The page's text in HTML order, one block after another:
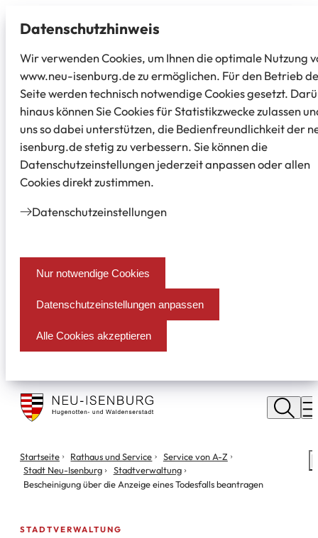
Datenschutz­hinweis
Wir verwenden Cookies, um Ihnen die optimale Nutzung
www.neu-isenburg.de zu ermöglichen. Für den Betrieb
Seite werden technisch notwendige Cookies gesetzt.
hinaus können Sie Cookies für Statistikzwecke zulassen
uns so dabei unterstützen, die Bedienfreundlichkeit der
isenburg.de stetig zu verbessern. Sie können die
Datenschutzeinstellungen jederzeit anpassen oder allen
Cookies direkt zustimmen.
Datenschutz­einstellungen
Nur notwendige Cookies
Datenschutzeinstellungen anpassen
Alle Cookies akzeptieren
Stadt
Neu
Isenburg
Sie
befinden
sich
Startseite Rathaus und Service
Service von A-Z
Stadt Neu-Isenburg
Stadtverwaltung
Bescheinigung über die Anzeige eines Todesfalls beantragen
STADTVERWALTUNG